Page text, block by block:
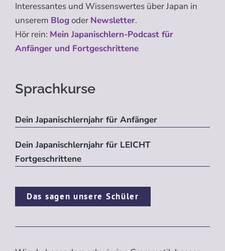
Interessantes und Wissenswertes über Japan in
unserem Blogoder Newsletter.
Hör rein: Mein Japanischlern-Podcast für
Anfänger und Fortgeschrittene
Sprachkurse
Dein Japanischlernjahr für Anfänger
Dein Japanischlernjahr für LEICHT
Fortgeschrittene
Das sagen unsere Schüler